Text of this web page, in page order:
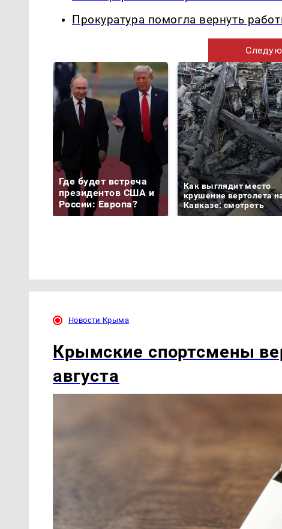
Прокуратура помогла вернуть
Где будет встреча
президентов США и
России: Европа?
Как выглядит место
крушение вертолета
Кавказе: смотреть
Новости Крыма
Крымские спортсмены
августа